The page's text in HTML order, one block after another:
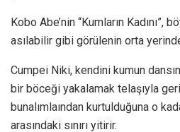
Kobo Abe’nin “Kumların Kadını”,
asılabilir gibi görülenin orta
Cumpei Niki, kendini kumun
bir böceği yakalamak telaşıyla
bunalımlaından kurtulduğuna o
arasındaki sınırı yitirir.